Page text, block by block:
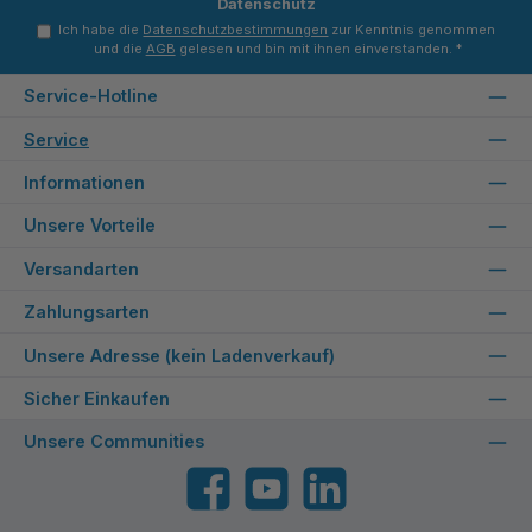
Datenschutz
Ich habe die Datenschutzbestimmungen zur Kenntnis genommen
und die AGB gelesen und bin mit ihnen einverstanden. *
Service-Hotline
Service
Informationen
Unsere Vorteile
Versandarten
Zahlungsarten
Unsere Adresse (kein Ladenverkauf)
Sicher Einkaufen
Unsere Communities
FacebookYouTube